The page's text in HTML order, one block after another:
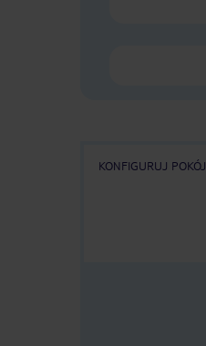
KONFIGURUJ POKÓJ